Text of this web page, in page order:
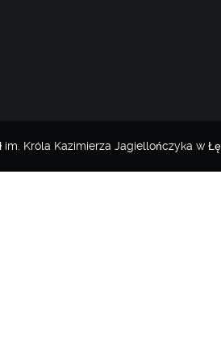
Króla Kazimierza Jagiellończyka w